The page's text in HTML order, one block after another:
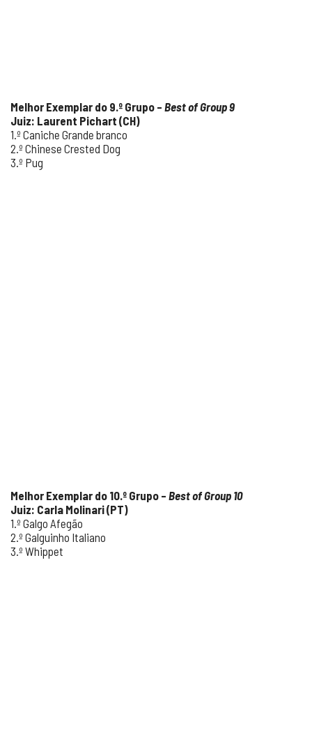
Melhor Exemplar do 9.º Grupo – Best of Group 9
Juiz: Laurent Pichart (CH)
1.º Caniche Grande branco
2.º Chinese Crested Dog
3.º Pug
Melhor Exemplar do 10.º Grupo – Best of Group 10
Juiz: Carla Molinari (PT)
1.º Galgo Afegão
2.º Galguinho Italiano
3.º Whippet